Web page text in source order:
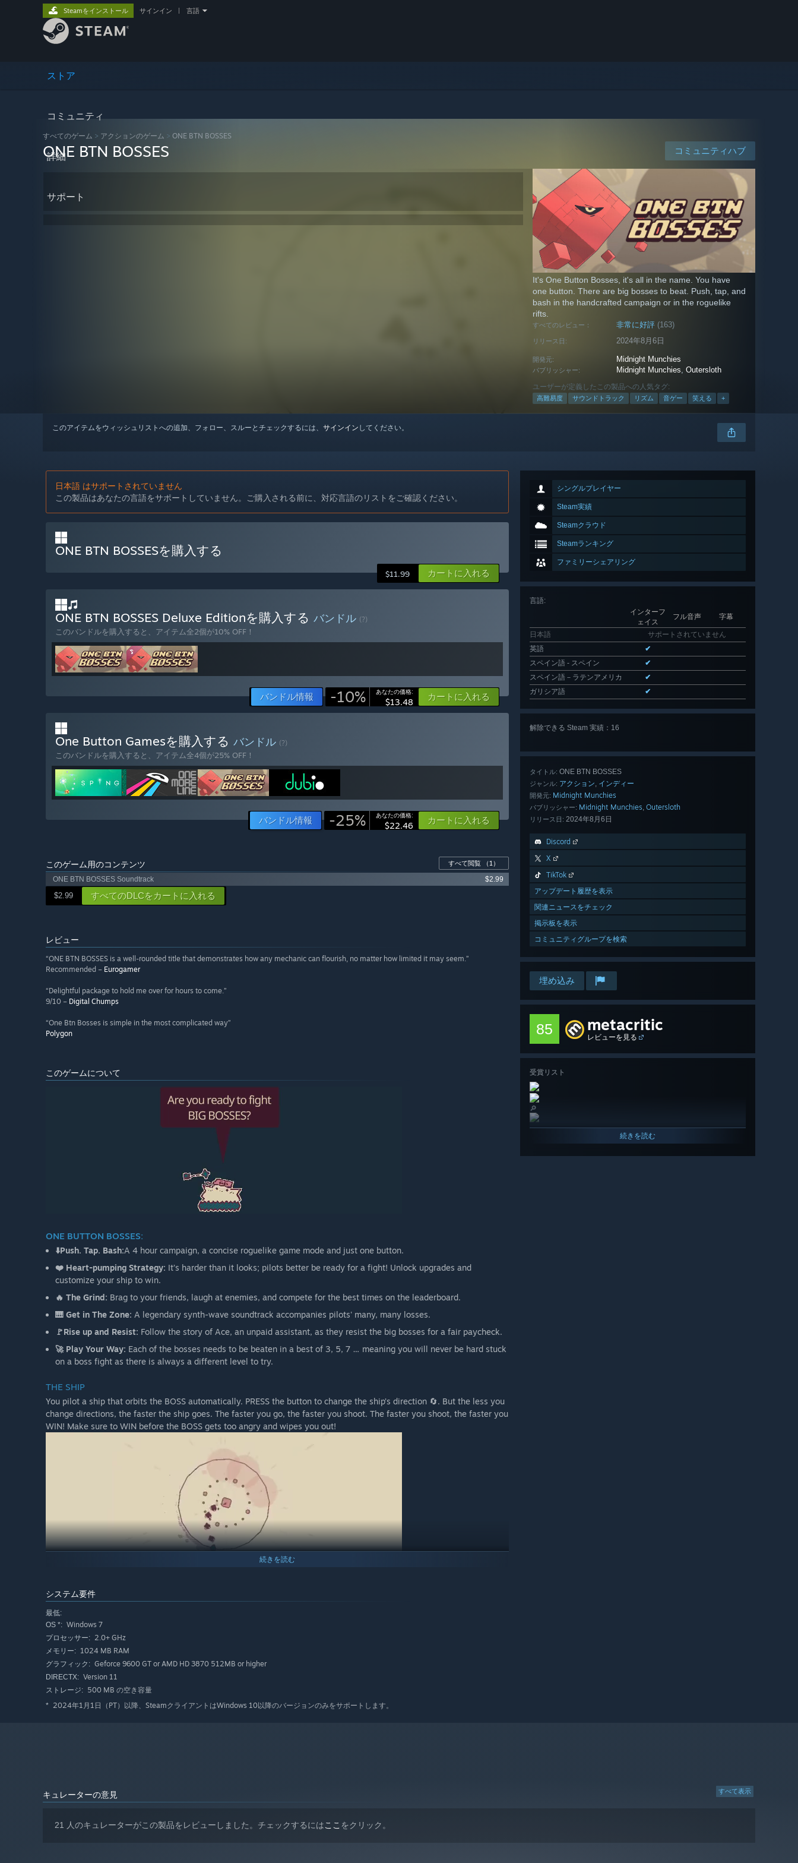
ストア
コミュニティ
詳細
サポート
Steamをインストール サインイン 言語
すべてのゲーム > アクションのゲーム > ONE BTN BOSSES
コミュニティハブ
ONE BTN BOSSES
It's One Button Bosses, it's all in the name. You have
one button. There are big bosses to beat. Push, tap, and
bash in the handcrafted campaign or in the roguelike
rifts.
すべてのレビュー： 非常に好評 (163)
リリース日: 2024年8月6日
開発元: Midnight Munchies
パブリッシャー: Midnight Munchies,Outersloth
ユーザーが定義したこの製品への人気タグ:
高難易度 サウンドトラック リズム 音ゲー 笑える +
このアイテムをウィッシュリストへの追加、フォロー、スルーとチェックするには、 サインイン してください。
シングルプレイヤー
Steam実績
Steamクラウド
Steamランキング
ファミリーシェアリング
言語:
インターフ
ェイス
フル音声 字幕
日本語
サポートされていません
英語
✔
スペイン語 - スペイン
✔
スペイン語－ラテンアメリカ
✔
ガリシア語
✔
解除できる Steam 実績：16
タイトル: ONE BTN BOSSES
ジャンル: アクション, インディー
開発元: Midnight Munchies
パブリッシャー: Midnight Munchies, Outersloth
リリース日: 2024年8月6日
Discord
X
TikTok
アップデート履歴を表示
関連ニュースをチェック
掲示板を表示
コミュニティグループを検索
埋め込み
85 metacritic
レビューを見る
受賞リスト
🔎
続きを読む
日本語 はサポートされていません
この製品はあなたの言語をサポートしていません。ご購入される前に、対応言語のリストをご確認ください。
ONE BTN BOSSESを購入する
$11.99 カートに入れる
ONE BTN BOSSES Deluxe Editionを購入する バンドル (?)
このバンドルを購入すると、アイテム全2個が10% OFF！
バンドル情報 -10% あなたの価格:
$13.48 カートに入れる
One Button Gamesを購入する バンドル (?)
このバンドルを購入すると、アイテム全4個が25% OFF！
バンドル情報 -25% あなたの価格:
$22.46 カートに入れる
このゲーム用のコンテンツ すべて閲覧
（1）
ONE BTN BOSSES Soundtrack
$2.99
$2.99 すべてのDLCをカートに入れる
レビュー
“ONE BTN BOSSES is a well-rounded title that demonstrates how any mechanic can flourish, no matter how limited it may seem.”
Recommended – Eurogamer
“Delightful package to hold me over for hours to come.”
9/10 – Digital Chumps
“One Btn Bosses is simple in the most complicated way”
Polygon
このゲームについて
ONE BUTTON BOSSES:
⬇️Push. Tap. Bash:A 4 hour campaign, a concise roguelike game mode and just one button.
❤️ Heart-pumping Strategy: It’s harder than it looks; pilots better be ready for a fight! Unlock upgrades and
customize your ship to win.
🔥 The Grind: Brag to your friends, laugh at enemies, and compete for the best times on the leaderboard.
🎹 Get in The Zone: A legendary synth-wave soundtrack accompanies pilots' many, many losses.
🚩Rise up and Resist: Follow the story of Ace, an unpaid assistant, as they resist the big bosses for a fair paycheck.
🚀 Play Your Way: Each of the bosses needs to be beaten in a best of 3, 5, 7 … meaning you will never be hard stuck
on a boss fight as there is always a different level to try.
THE SHIP
You pilot a ship that orbits the BOSS automatically. PRESS the button to change the ship’s direction 🔄. But the less you
change directions, the faster the ship goes. The faster you go, the faster you shoot. The faster you shoot, the faster you
WIN! Make sure to WIN before the BOSS gets too angry and wipes you out!
CUSTOMIZE ATTACKS
There's depth to the simple controls! You can customize the ship, mixing ATTACK and MOVEMENT upgrades to find the
best builds to beat bosses. DASH instead of changing directions, fire a LASER instead of bullets. There’s over 100
different combinations you can try out to suit your playstyle!
A MEAN STORY
続きを読む
システム要件
最低:
OS *: Windows 7
プロセッサー: 2.0+ GHz
メモリー: 1024 MB RAM
グラフィック: Geforce 9600 GT or AMD HD 3870 512MB or higher
DIRECTX: Version 11
ストレージ: 500 MB の空き容量
* 2024年1月1日（PT）以降、SteamクライアントはWindows 10以降のバージョンのみをサポートします。
すべて表示
キュレーターの意見
21 人のキュレーターがこの製品をレビューしました。チェックするにはここ をクリック。